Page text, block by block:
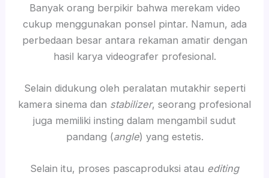
Banyak orang berpikir bahwa merekam video
cukup menggunakan ponsel pintar. Namun, ada
perbedaan besar antara rekaman amatir dengan
hasil karya videografer profesional.
Selain didukung oleh peralatan mutakhir seperti
kamera sinema dan stabilizer, seorang profesional
juga memiliki insting dalam mengambil sudut
pandang (angle) yang estetis.
Selain itu, proses pascaproduksi atau editing